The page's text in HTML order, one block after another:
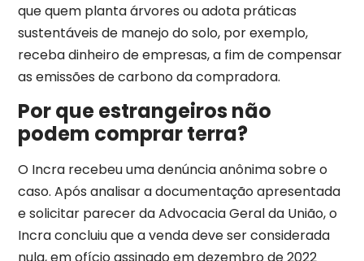
que quem planta árvores ou adota práticas
sustentáveis de manejo do solo, por exemplo,
receba dinheiro de empresas, a fim de compensar
as emissões de carbono da compradora.
Por que estrangeiros não
podem comprar terra?
O Incra recebeu uma denúncia anônima sobre o
caso. Após analisar a documentação apresentada
e solicitar parecer da Advocacia Geral da União, o
Incra concluiu que a venda deve ser considerada
nula, em ofício assinado em dezembro de 2022